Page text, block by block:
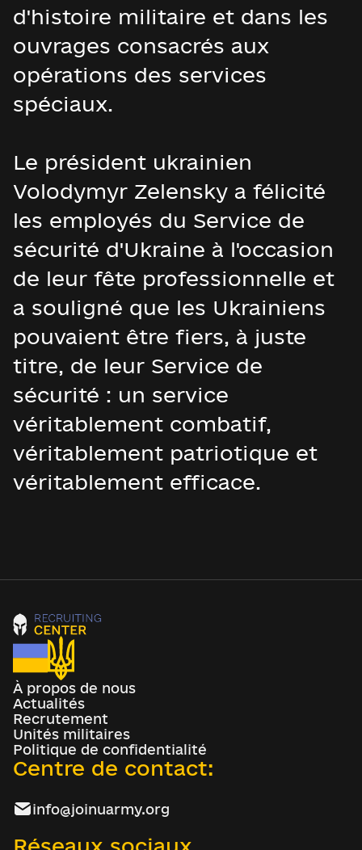
d'histoire militaire et dans les
ouvrages consacrés aux
opérations des services
spéciaux.
Le président ukrainien
Volodymyr Zelensky a félicité
les employés du Service de
sécurité d'Ukraine à l'occasion
de leur fête professionnelle et
a souligné que les Ukrainiens
pouvaient être fiers, à juste
titre, de leur Service de
sécurité : un service
véritablement combatif,
véritablement patriotique et
véritablement efficace.
À propos de nous
Actualités
Recrutement
Unités militaires
Politique de confidentialité
Centre de contact:
info@joinuarmy.org